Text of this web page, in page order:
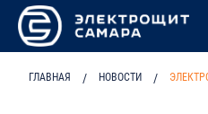
ГЛАВНАЯ / НОВОСТИ /